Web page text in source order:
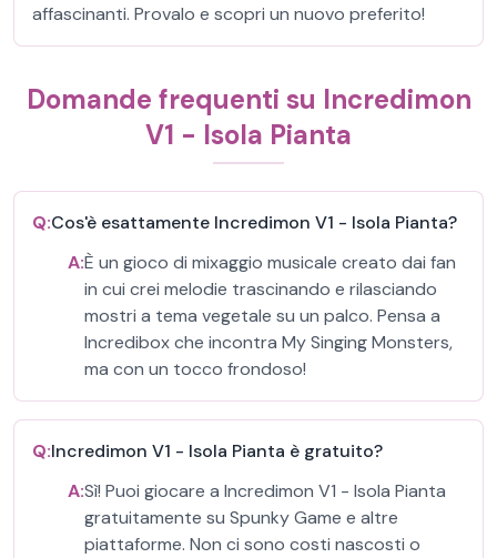
affascinanti. Provalo e scopri un nuovo preferito!
Domande frequenti su Incredimon
V1 - Isola Pianta
Q:Cos'è esattamente Incredimon V1 - Isola Pianta?
A:È un gioco di mixaggio musicale creato dai fan
in cui crei melodie trascinando e rilasciando
mostri a tema vegetale su un palco. Pensa a
Incredibox che incontra My Singing Monsters,
ma con un tocco frondoso!
Q:Incredimon V1 - Isola Pianta è gratuito?
A:Sì! Puoi giocare a Incredimon V1 - Isola Pianta
gratuitamente su Spunky Game e altre
piattaforme. Non ci sono costi nascosti o